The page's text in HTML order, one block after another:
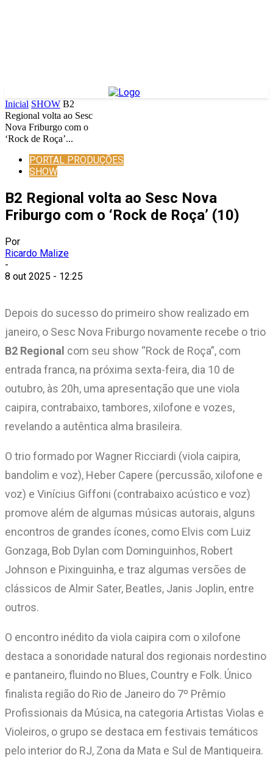
Inicial SHOW B2
Regional volta ao Sesc
Nova Friburgo com o
‘Rock de Roça’...
PORTAL PRODUÇÕES
SHOW
B2 Regional volta ao Sesc Nova
Friburgo com o ‘Rock de Roça’ (10)
Por
Ricardo Malize
-
8 out 2025 - 12:25
Depois do sucesso do primeiro show realizado em
janeiro, o Sesc Nova Friburgo novamente recebe o trio
B2 Regional com seu show “Rock de Roça”, com
entrada franca, na próxima sexta-feira, dia 10 de
outubro, às 20h, uma apresentação que une viola
caipira, contrabaixo, tambores, xilofone e vozes,
revelando a autêntica alma brasileira.
O trio formado por Wagner Ricciardi (viola caipira,
bandolim e voz), Heber Capere (percussão, xilofone e
voz) e Vinícius Giffoni (contrabaixo acústico e voz)
promove além de algumas músicas autorais, alguns
encontros de grandes ícones, como Elvis com Luiz
Gonzaga, Bob Dylan com Dominguinhos, Robert
Johnson e Pixinguinha, e traz algumas versões de
clássicos de Almir Sater, Beatles, Janis Joplin, entre
outros.
O encontro inédito da viola caipira com o xilofone
destaca a sonoridade natural dos regionais nordestino
e pantaneiro, fluindo no Blues, Country e Folk. Único
finalista região do Rio de Janeiro do 7º Prêmio
Profissionais da Música, na categoria Artistas Violas e
Violeiros, o grupo se destaca em festivais temáticos
pelo interior do RJ, Zona da Mata e Sul de Mantiqueira.